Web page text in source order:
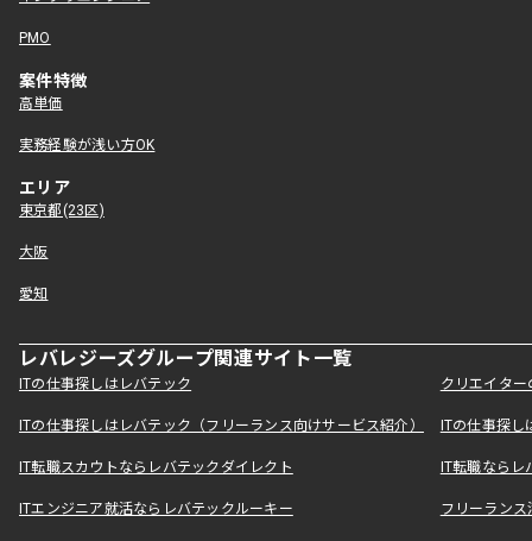
PMO
案件特徴
高単価
実務経験が浅い方OK
エリア
東京都(23区)
大阪
愛知
レバレジーズグループ関連サイト一覧
ITの仕事探しはレバテック クリエイタ
ITの仕事探しはレバテック（フリーランス向けサービス紹介） ITの仕事探
IT転職スカウトならレバテックダイレクト IT転職なら
ITエンジニア就活ならレバテックルーキー フリーラン